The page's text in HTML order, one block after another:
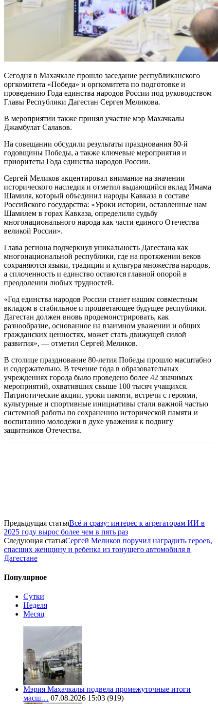
Сегодня в Махачкале прошло заседание республиканского
оргкомитета «Победа» и оргкомитета по подготовке и
проведению Года единства народов России под руководством
Главы Республики Дагестан Сергея Меликова.
В мероприятии также принял участие мэр Махачкалы
Джамбулат Салавов.
На совещании обсудили результаты празднования 80-й
годовщины Победы, а также ключевые мероприятия и
приоритеты Года единства народов России.
Сергей Меликов акцентировал внимание на значении
исторического наследия и отметил выдающийся вклад Имама
Шамиля, который объединил народы Кавказа в составе
Российского государства: «Уроки истории, оставленные нам
Шамилем в горах Кавказа, определили судьбу
многонационального народа как части единого Отечества –
великой России».
Глава региона подчеркнул уникальность Дагестана как
многонациональной республики, где на протяжении веков
сохраняются языки, традиции и культура множества народов,
а сплоченность и единство остаются главной опорой в
преодолении любых трудностей.
«Год единства народов России станет нашим совместным
вкладом в стабильное и процветающее будущее республики.
Дагестан должен вновь продемонстрировать, как
разнообразие, основанное на взаимном уважении и общих
гражданских ценностях, может стать движущей силой
развития», — отметил Сергей Меликов.
В столице празднование 80-летия Победы прошло масштабно
и содержательно. В течение года в образовательных
учреждениях города было проведено более 42 значимых
мероприятий, охвативших свыше 100 тысяч учащихся.
Патриотические акции, уроки памяти, встречи с героями,
культурные и спортивные инициативы стали важной частью
системной работы по сохранению исторической памяти и
воспитанию молодежи в духе уважения к подвигу
защитников Отечества.
Предыдущая статьяВсё и сразу: интерес к агрегаторам ИИ в
2025 году вырос более чем в пять раз
Следующая статьяСергей Меликов поручил наградить героев,
спасших женщину и ребенка из тонущего автомобиля в
Дагестане
Популярное
Сутки
Неделя
Месяц
Мэрия Махачкалы подвела промежуточные итоги
масш… 07.08.2026 15:03 (919)